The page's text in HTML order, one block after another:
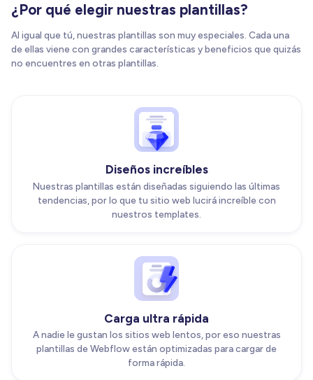
¿Por qué elegir nuestras plantillas?
Al igual que tú, nuestras plantillas son muy especiales. Cada una
de ellas viene con grandes características y beneficios que quizás
no encuentres en otras plantillas.
Diseños increíbles
Nuestras plantillas están diseñadas siguiendo las últimas
tendencias, por lo que tu sitio web lucirá increíble con
nuestros templates.
Carga ultra rápida
A nadie le gustan los sitios web lentos, por eso nuestras
plantillas de Webflow están optimizadas para cargar de
forma rápida.